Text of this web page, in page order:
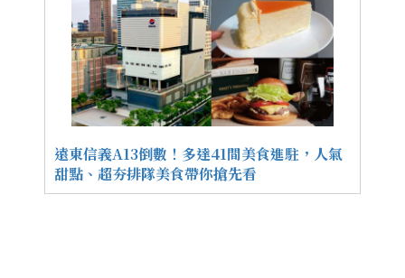
遠東信義A13倒數！多達41間美食進駐，人氣
甜點、超夯排隊美食帶你搶先看